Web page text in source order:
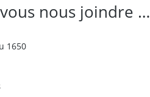
nous joindre …
1650